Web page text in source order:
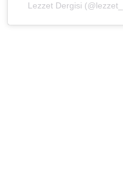
Lezzet Dergisi